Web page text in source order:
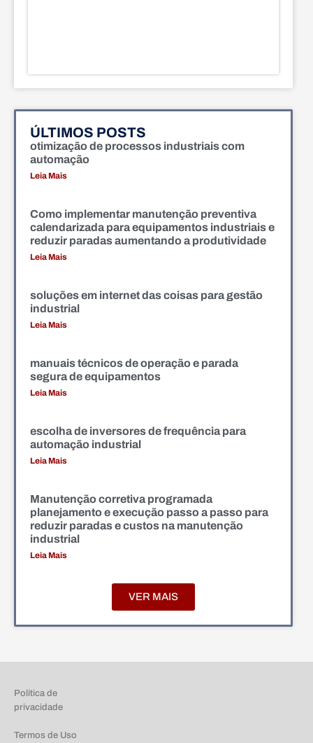
ÚLTIMOS POSTS
otimização de processos industriais com
automação
Leia Mais
Como implementar manutenção preventiva
calendarizada para equipamentos industriais e
reduzir paradas aumentando a produtividade
Leia Mais
soluções em internet das coisas para gestão
industrial
Leia Mais
manuais técnicos de operação e parada
segura de equipamentos
Leia Mais
escolha de inversores de frequência para
automação industrial
Leia Mais
Manutenção corretiva programada
planejamento e execução passo a passo para
reduzir paradas e custos na manutenção
industrial
Leia Mais
VER MAIS
Política de
privacidade
Termos de Uso